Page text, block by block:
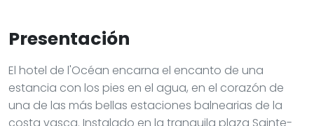
Presentación
El hotel de l'Océan encarna el encanto de una
estancia con los pies en el agua, en el corazón de
una de las más bellas estaciones balnearias de la
costa vasca. Instalado en la tranquila plaza Sainte-